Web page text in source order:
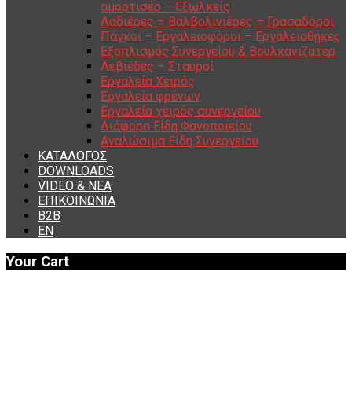
αμορτισέρ – Εξωλκείς
Λαδιέρες – Βαλβολινιέρες – Γρασαδόροι
Πάγκοι – Εργαλειοφόροι – Εργαλειοθήκες
Εξοπλισμός Συνεργείου & Βουλκανιζατερ
Λεβιέδες – Σταυροί
Εργαλεία Χειρός
Εργαλεία φρένων
Εργαλεία χειρός συνεργείου
Διάφορα Είδη Φανοποιείου
Αναλώσιμα Είδη Συνεργείου
ΚΑΤΑΛΟΓΟΣ
DOWNLOADS
VIDEO & ΝΕΑ
ΕΠΙΚΟΙΝΩΝΙΑ
B2B
ΕΝ
Your Cart